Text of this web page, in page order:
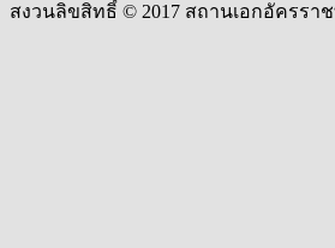
สงวนลิขสิทธิ์ © 2017 สถานเอกอัครรา